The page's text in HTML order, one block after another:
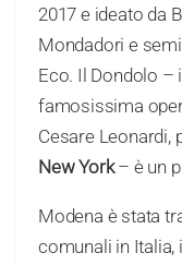
2017 e ideato da
Mondadori e
Eco. Il Dondolo –
famosissima
Cesare Leonardi,
New York– è un
Modena è stata
comunali in Italia,